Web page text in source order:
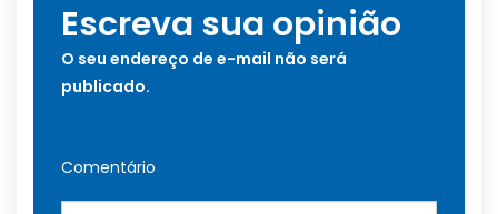
Escreva sua opinião
O seu endereço de e-mail não será
publicado.
Comentário